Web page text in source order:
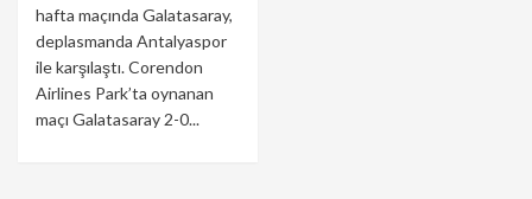
hafta maçında Galatasaray,
deplasmanda Antalyaspor
ile karşılaştı. Corendon
Airlines Park’ta oynanan
maçı Galatasaray 2-0...